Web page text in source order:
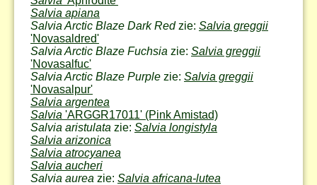
Salvia apiana
Salvia Arctic Blaze Dark Redzie: Salvia greggii
'Novasaldred'
Salvia Arctic Blaze Fuchsia zie: Salvia greggii
'Novasalfuc'
Salvia Arctic Blaze Purple zie: Salvia greggii
'Novasalpur'
Salvia argentea
Salvia 'ARGGR17011' (Pink Amistad)
Salvia aristulata zie: Salvia longistyla
Salvia arizonica
Salvia atrocyanea
Salvia aucheri
Salvia aurea zie: Salvia africana-lutea